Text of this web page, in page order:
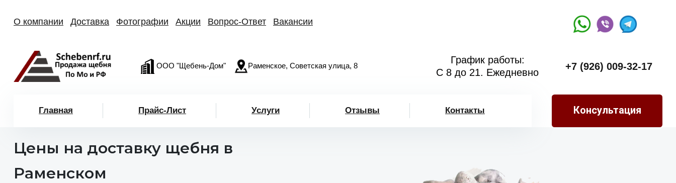
О компании Доставка Фотографии Акции Вопрос-Ответ Вакансии
ООО "Щебень-Дом" Раменское, Советская улица, 8
График работы:
С 8 до 21. Ежедневно
+7 (926) 009-32-17
Главная Прайс-Лист Услуги Отзывы Контакты Консультация
Цены на доставку щебня в
Раменском